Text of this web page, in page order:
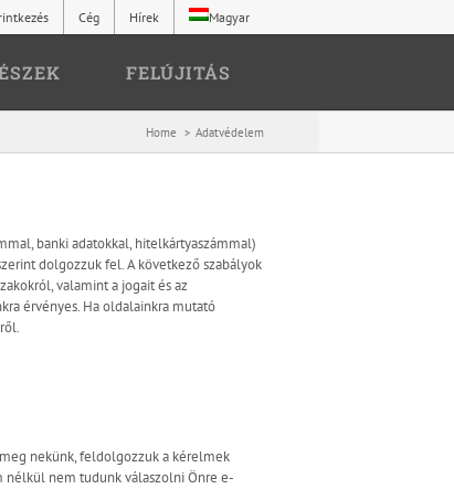
Cég Hírek Magyar
FELÚJITÁS
Home Adatvédelem
banki adatokkal, hitelkártyaszámmal)
dolgozzuk fel. A következő szabályok
valamint a jogait és az
érvényes. Ha oldalainkra mutató
nekünk, feldolgozzuk a kérelmek
nélkül nem tudunk válaszolni Önre e-